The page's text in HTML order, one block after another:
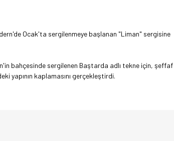
Ocak'ta sergilenmeye başlanan "Liman" sergisine
bahçesinde sergilenen Baştarda adlı tekne için, şeffaf
yapının kaplamasını gerçekleştirdi.